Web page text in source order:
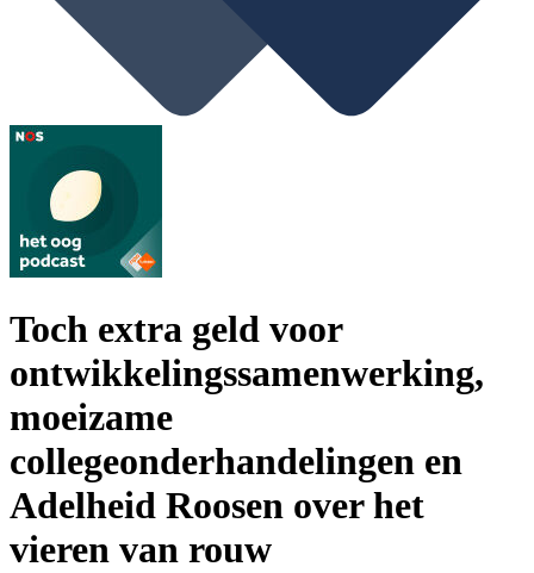
Toch extra geld voor
ontwikkelingssamenwerking,
moeizame
collegeonderhandelingen en
Adelheid Roosen over het
vieren van rouw